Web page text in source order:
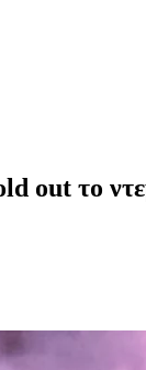
out το